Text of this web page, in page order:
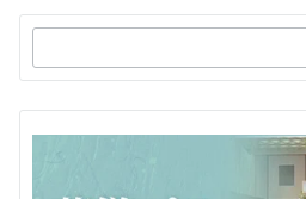
ョ
ン
索：